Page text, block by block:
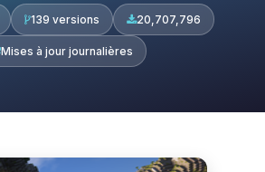
139 versions 20,707,796
Mises à jour journalières